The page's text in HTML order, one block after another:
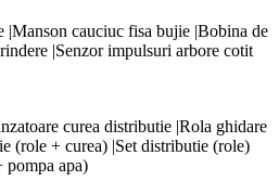
cauciuc fisa bujie |Bobina de
|Senzor impulsuri arbore cotit
curea distributie |Rola ghidare
(role + curea) |Set distributie (role)
pompa apa)